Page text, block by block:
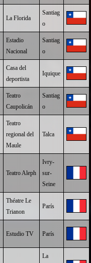
La Florida
Santiag
o
Estadio
Nacional
Santiag
o
Casa del
deportista
Iquique
Teatro
Caupolicán
Santiag
o
Teatro
regional del
Maule
Talca
Teatro Aleph
Ivry-
sur-
Seine
Théatre Le
Trianon
París
Estudio TV París
La